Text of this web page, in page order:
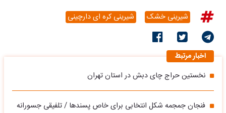
شیرینی خشک شیرینی کره ای دارچینی
اخبار مرتبط
نخستین حراج چای دبش در استان تهران
فنجان جمجمه شکل انتخابی برای خاص پسندها / تلفیقی جسورانه